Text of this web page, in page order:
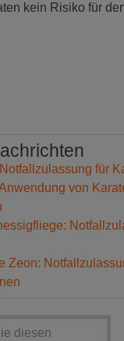
kein Risiko für
für
von
Zeon: